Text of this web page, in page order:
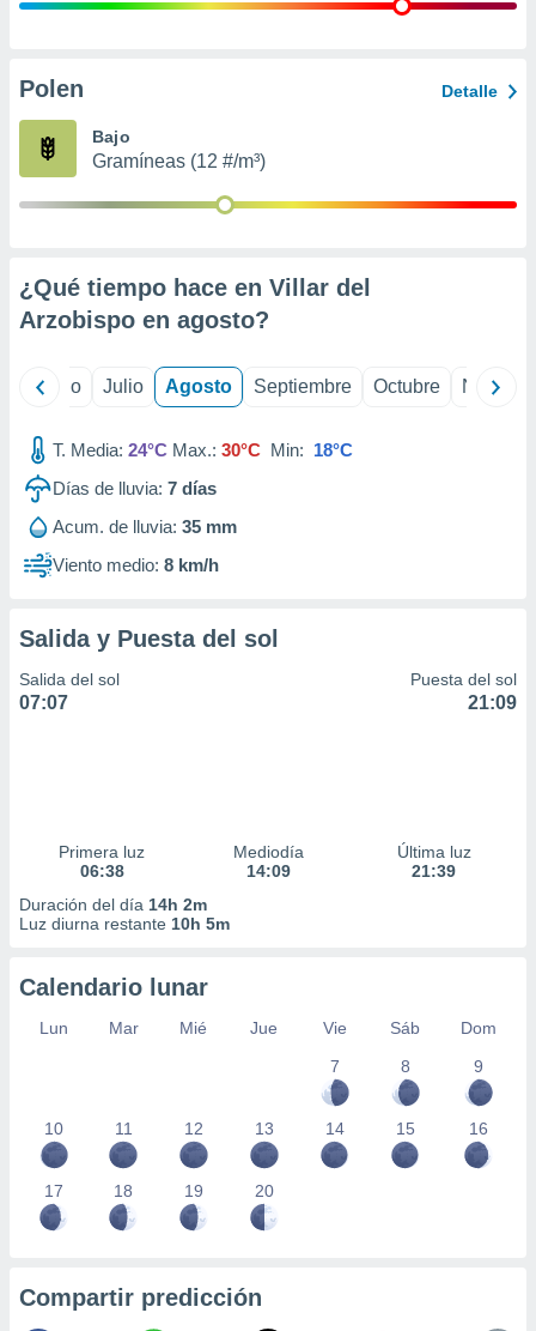
publicidad
de
Polen Detalle
Bajo
Gramíneas (12 #/m³)
¿Qué tiempo hace en Villar del
Arzobispo en agosto?
Junio Julio Agosto Septiembre Octubre
T. Media: 24°C Max.: 30°C Min: 18°C
Días de lluvia: 7 días
Acum. de lluvia: 35 mm
Viento medio: 8 km/h
Salida y Puesta del sol
Salida del sol
07:07
Puesta del sol
21:09
Primera luz
06:38
Mediodía
14:09
Última luz
21:39
Duración del día 14h 2m
Luz diurna restante 10h 5m
Calendario lunar
Lun Mar Mié Jue Vie Sáb
Dom
7
8 9
10 11 12 13 14 15 16
17 18 19 20
Compartir predicción